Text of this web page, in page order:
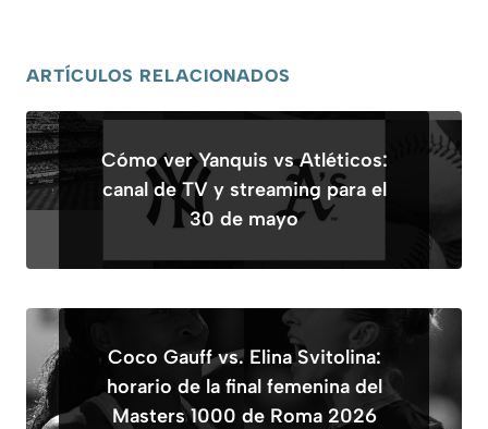
ARTÍCULOS RELACIONADOS
Cómo ver Yanquis vs Atléticos:
canal de TV y streaming para el
30 de mayo
Coco Gauff vs. Elina Svitolina:
horario de la final femenina del
Masters 1000 de Roma 2026